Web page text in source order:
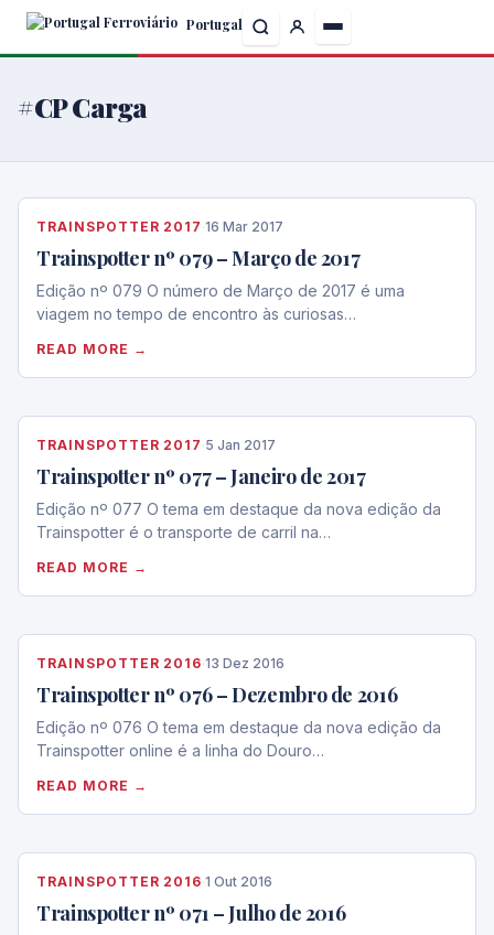
Skip
content
Portugal
#CP Carga
TRAINSPOTTER 2017 ·16 Mar 2017
Trainspotter nº 079 – Março de 2017
Edição nº 079 O número de Março de 2017 é uma
viagem no tempo de encontro às curiosas…
READ MORE →
TRAINSPOTTER 2017 ·5 Jan 2017
Trainspotter nº 077 – Janeiro de 2017
Edição nº 077 O tema em destaque da nova edição da
Trainspotter é o transporte de carril na…
READ MORE →
TRAINSPOTTER 2016·13 Dez 2016
Trainspotter nº 076 – Dezembro de 2016
Edição nº 076 O tema em destaque da nova edição da
Trainspotter online é a linha do Douro…
READ MORE →
TRAINSPOTTER 2016·1 Out 2016
Trainspotter nº 071 – Julho de 2016